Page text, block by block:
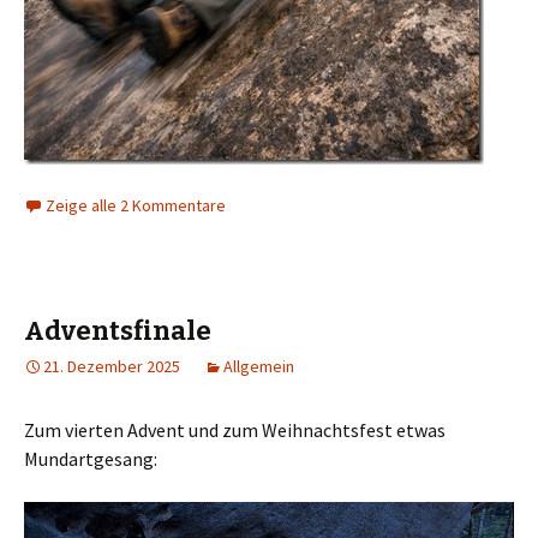
Zeige alle 2 Kommentare
Adventsfinale
21. Dezember 2025 Allgemein
Zum vierten Advent und zum Weihnachtsfest etwas
Mundartgesang: